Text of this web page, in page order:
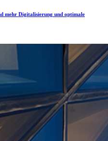
mehr Digitalisierung und optimale